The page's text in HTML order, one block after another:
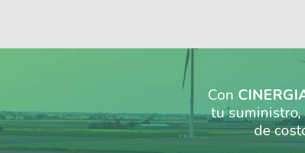
Con
tu suministro,
de